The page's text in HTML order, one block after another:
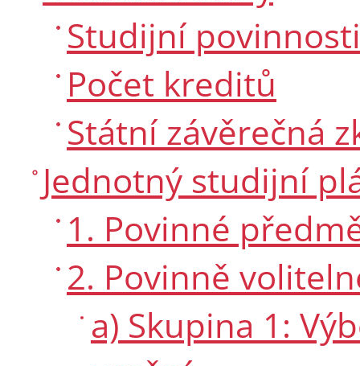
Studijní povinnosti
Počet kreditů
Státní závěrečná
Jednotný studijní
1. Povinné
2. Povinně
a) Skupina 1: